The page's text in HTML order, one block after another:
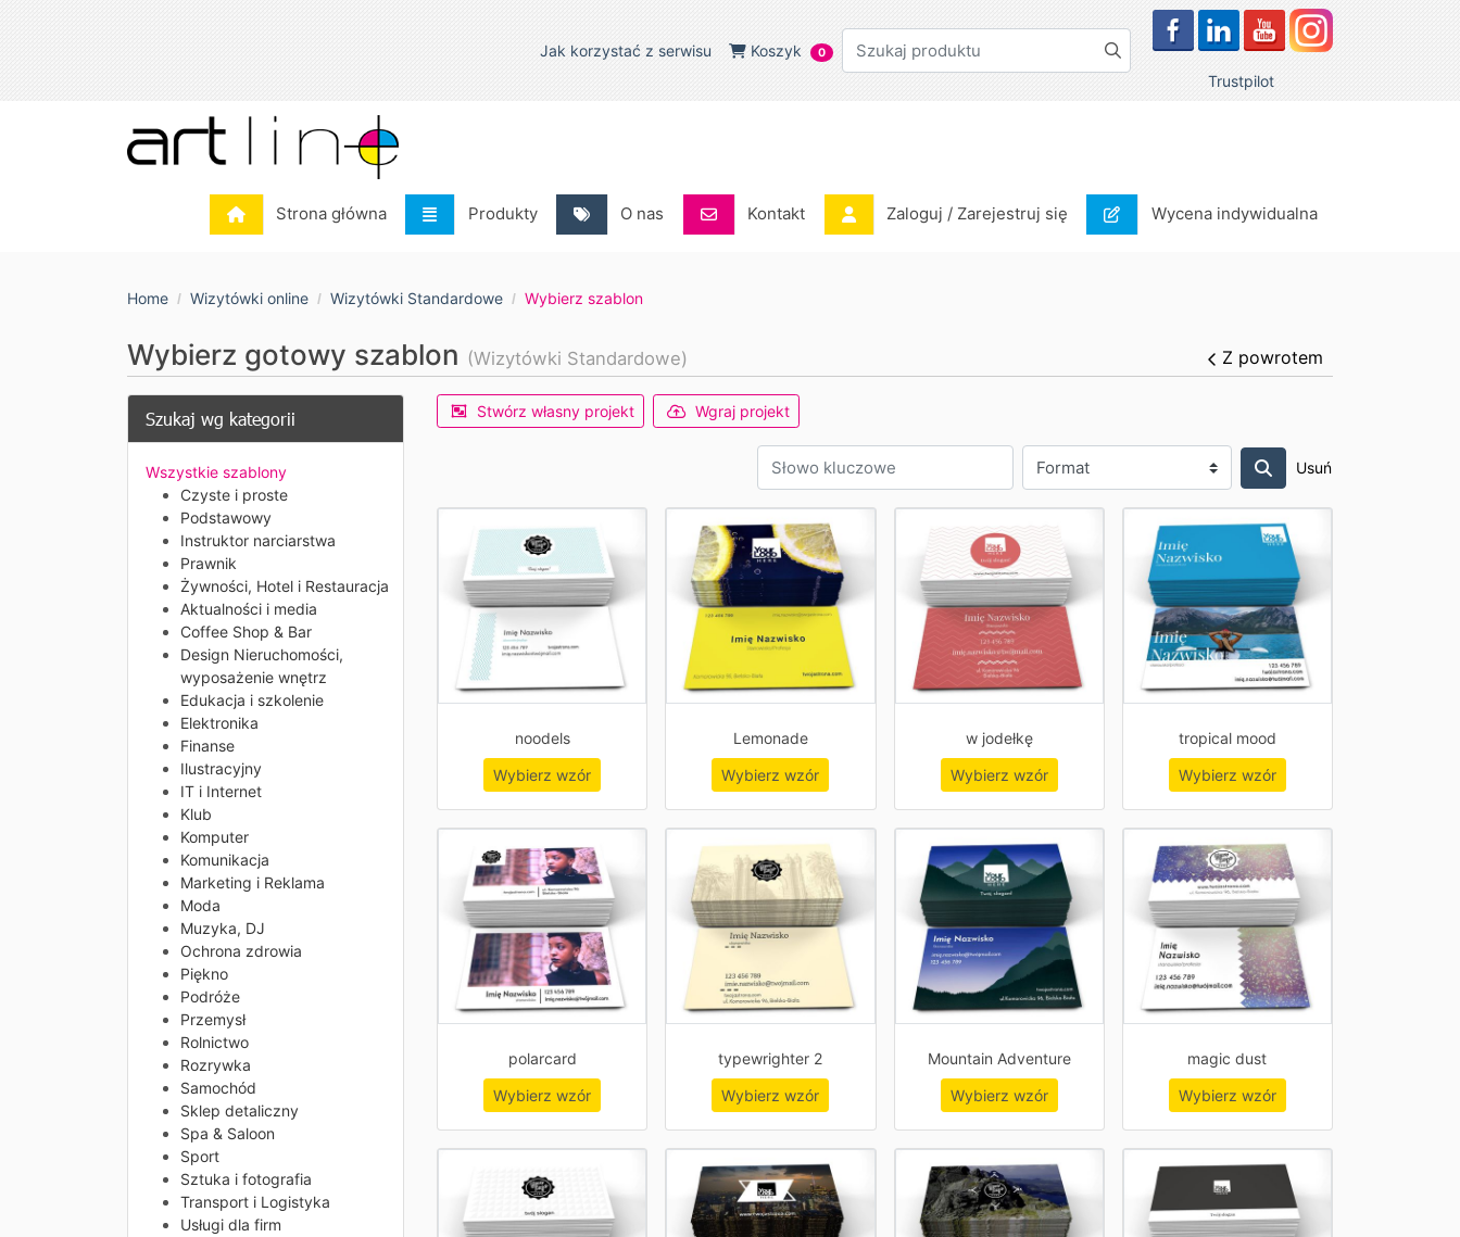
Jak korzystać z serwisu
Jak korzystać z serwisu Koszyk
Koszyk 0
Trustpilot
Strona główna
Strona główna Produkty
Produkty O nas
O nas Kontakt
Kontakt Zaloguj / Zarejestruj się
Zaloguj / Zarejestruj się Wycena indywidualna
Wycena indywidualna
Home Wizytówki online Wizytówki Standardowe Wybierz szablon
Wybierz gotowy szablon (Wizytówki Standardowe) Z powrotem
Szukaj wg kategorii
Wszystkie szablony
Czyste i proste
Podstawowy
Instruktor narciarstwa
Prawnik
Żywności, Hotel i Restauracja
Aktualności i media
Coffee Shop & Bar
Design Nieruchomości,
wyposażenie wnętrz
Edukacja i szkolenie
Elektronika
Finanse
Ilustracyjny
IT i Internet
Klub
Komputer
Komunikacja
Marketing i Reklama
Moda
Muzyka, DJ
Ochrona zdrowia
Piękno
Podróże
Przemysł
Rolnictwo
Rozrywka
Samochód
Sklep detaliczny
Spa & Saloon
Sport
Sztuka i fotografia
Transport i Logistyka
Usługi dla firm
Stwórz własny projekt Wgraj projekt
Usuń
noodels
Wybierz wzór
Lemonade
Wybierz wzór
w jodełkę
Wybierz wzór
tropical mood
Wybierz wzór
polarcard
Wybierz wzór
typewrighter 2
Wybierz wzór
Mountain Adventure
Wybierz wzór
magic dust
Wybierz wzór